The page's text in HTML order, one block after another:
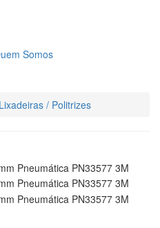
Somos
Lixadeiras / Politrizes